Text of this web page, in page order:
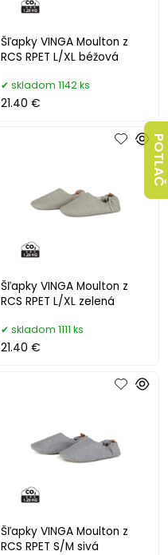
Šľapky VINGA Moulton z
RCS RPET L/XL béžová
skladom 1142 ks
21.40 €
Šľapky VINGA Moulton z
RCS RPET L/XL zelená
skladom 1111 ks
21.40 €
Šľapky VINGA Moulton z
RCS RPET S/M sivá
POTLAČ